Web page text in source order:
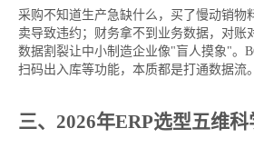
采购不知道生产急缺什么，买了慢动销物
卖导致违约；财务拿不到业务数据，对账
数据割裂让中小制造企业像"盲人摸象"。
扫码出入库等功能，本质都是打通数据流。
三、2026年ERP选型五维